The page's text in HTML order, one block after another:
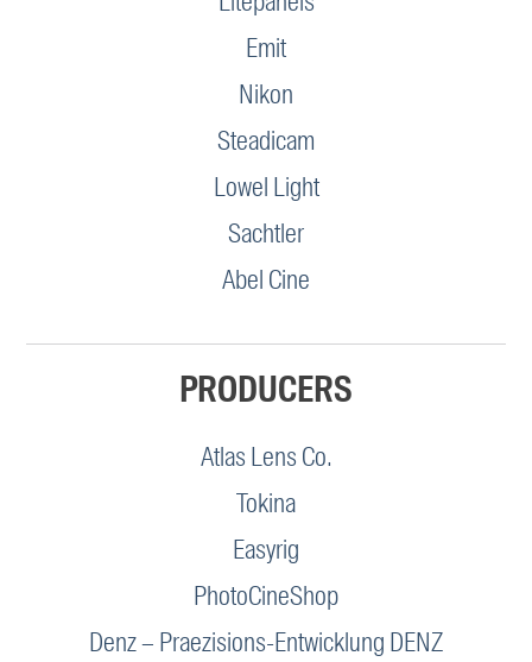
Emit
Nikon
Steadicam
Lowel Light
Sachtler
Abel Cine
PRODUCERS
Atlas Lens Co.
Tokina
Easyrig
PhotoCineShop
Denz – Praezisions-Entwicklung DENZ